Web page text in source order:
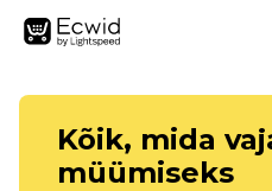
Kõik, mida
müümiseks